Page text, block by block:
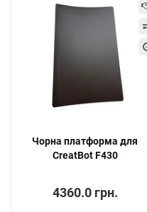
Чорна платформа для
CreatBot F430
4360.0 грн.